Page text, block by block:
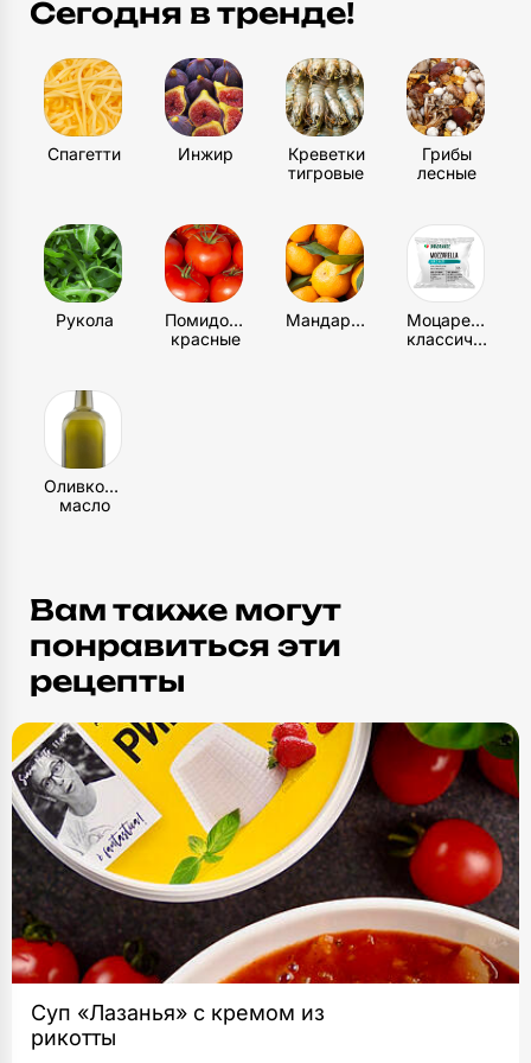
Пленка пищевая
Пергамент
Тарелка неглубокая
Столовые приборы
Сегодня в тренде!
Спагетти Инжир
Креветки
тигровые
Грибы
лесные
Рукола
Помидоры
красные
Мандарин
Моцарелла
классическая
Оливковое
масло
Вам также могут
понравиться эти
рецепты
Суп «Лазанья» с кремом из
рикотты